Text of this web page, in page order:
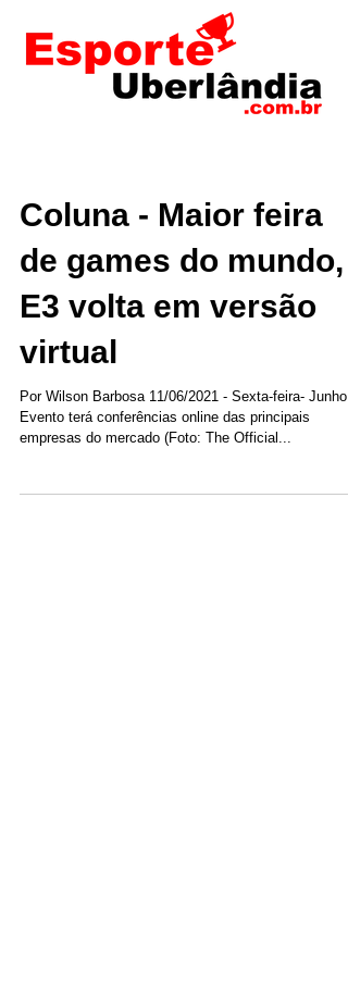
Coluna - Maior feira
de games do mundo,
E3 volta em versão
virtual
Por Wilson Barbosa 11/06/2021 - Sexta-feira- Junho
Evento terá conferências online das principais
empresas do mercado (Foto: The Official...